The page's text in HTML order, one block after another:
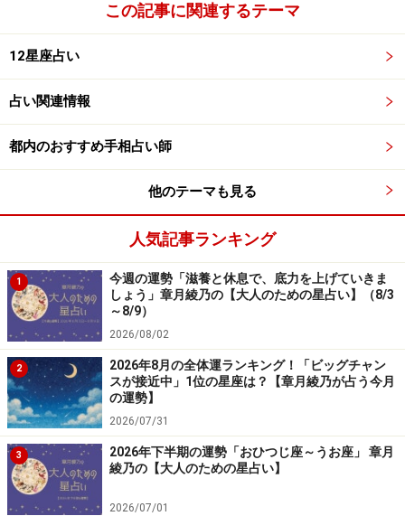
この記事に関連するテーマ
12星座占い
占い関連情報
都内のおすすめ手相占い師
他のテーマも見る
人気記事ランキング
1
今週の運勢「滋養と休息で、底力を上げていきま
しょう」章月綾乃の【大人のための星占い】（8/3
～8/9）
2026/08/02
2
2026年8月の全体運ランキング！「ビッグチャン
スが接近中」1位の星座は？【章月綾乃が占う今月
の運勢】
2026/07/31
3
2026年下半期の運勢「おひつじ座～うお座」 章月
綾乃の【大人のための星占い】
2026/07/01